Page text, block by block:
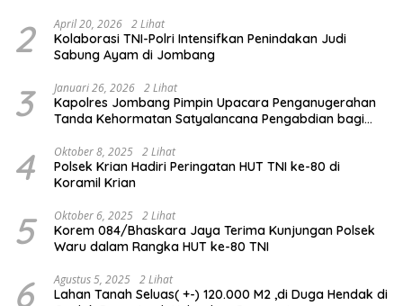
2 April 20, 2026 2 Lihat
Kolaborasi TNI-Polri Intensifkan Penindakan Judi
Sabung Ayam di Jombang
3 Januari 26, 2026 2 Lihat
Kapolres Jombang Pimpin Upacara Penganugerahan
Tanda Kehormatan Satyalancana Pengabdian bagi
4 Oktober 8, 2025 2 Lihat
Polsek Krian Hadiri Peringatan HUT TNI ke-80 di
Koramil Krian
5 Oktober 6, 2025 2 Lihat
Korem 084/Bhaskara Jaya Terima Kunjungan Polsek
6 Agustus 5, 2025 2 Lihat
Lahan Tanah Seluas( +-) 120.000 M2 ,di Duga Hendak di